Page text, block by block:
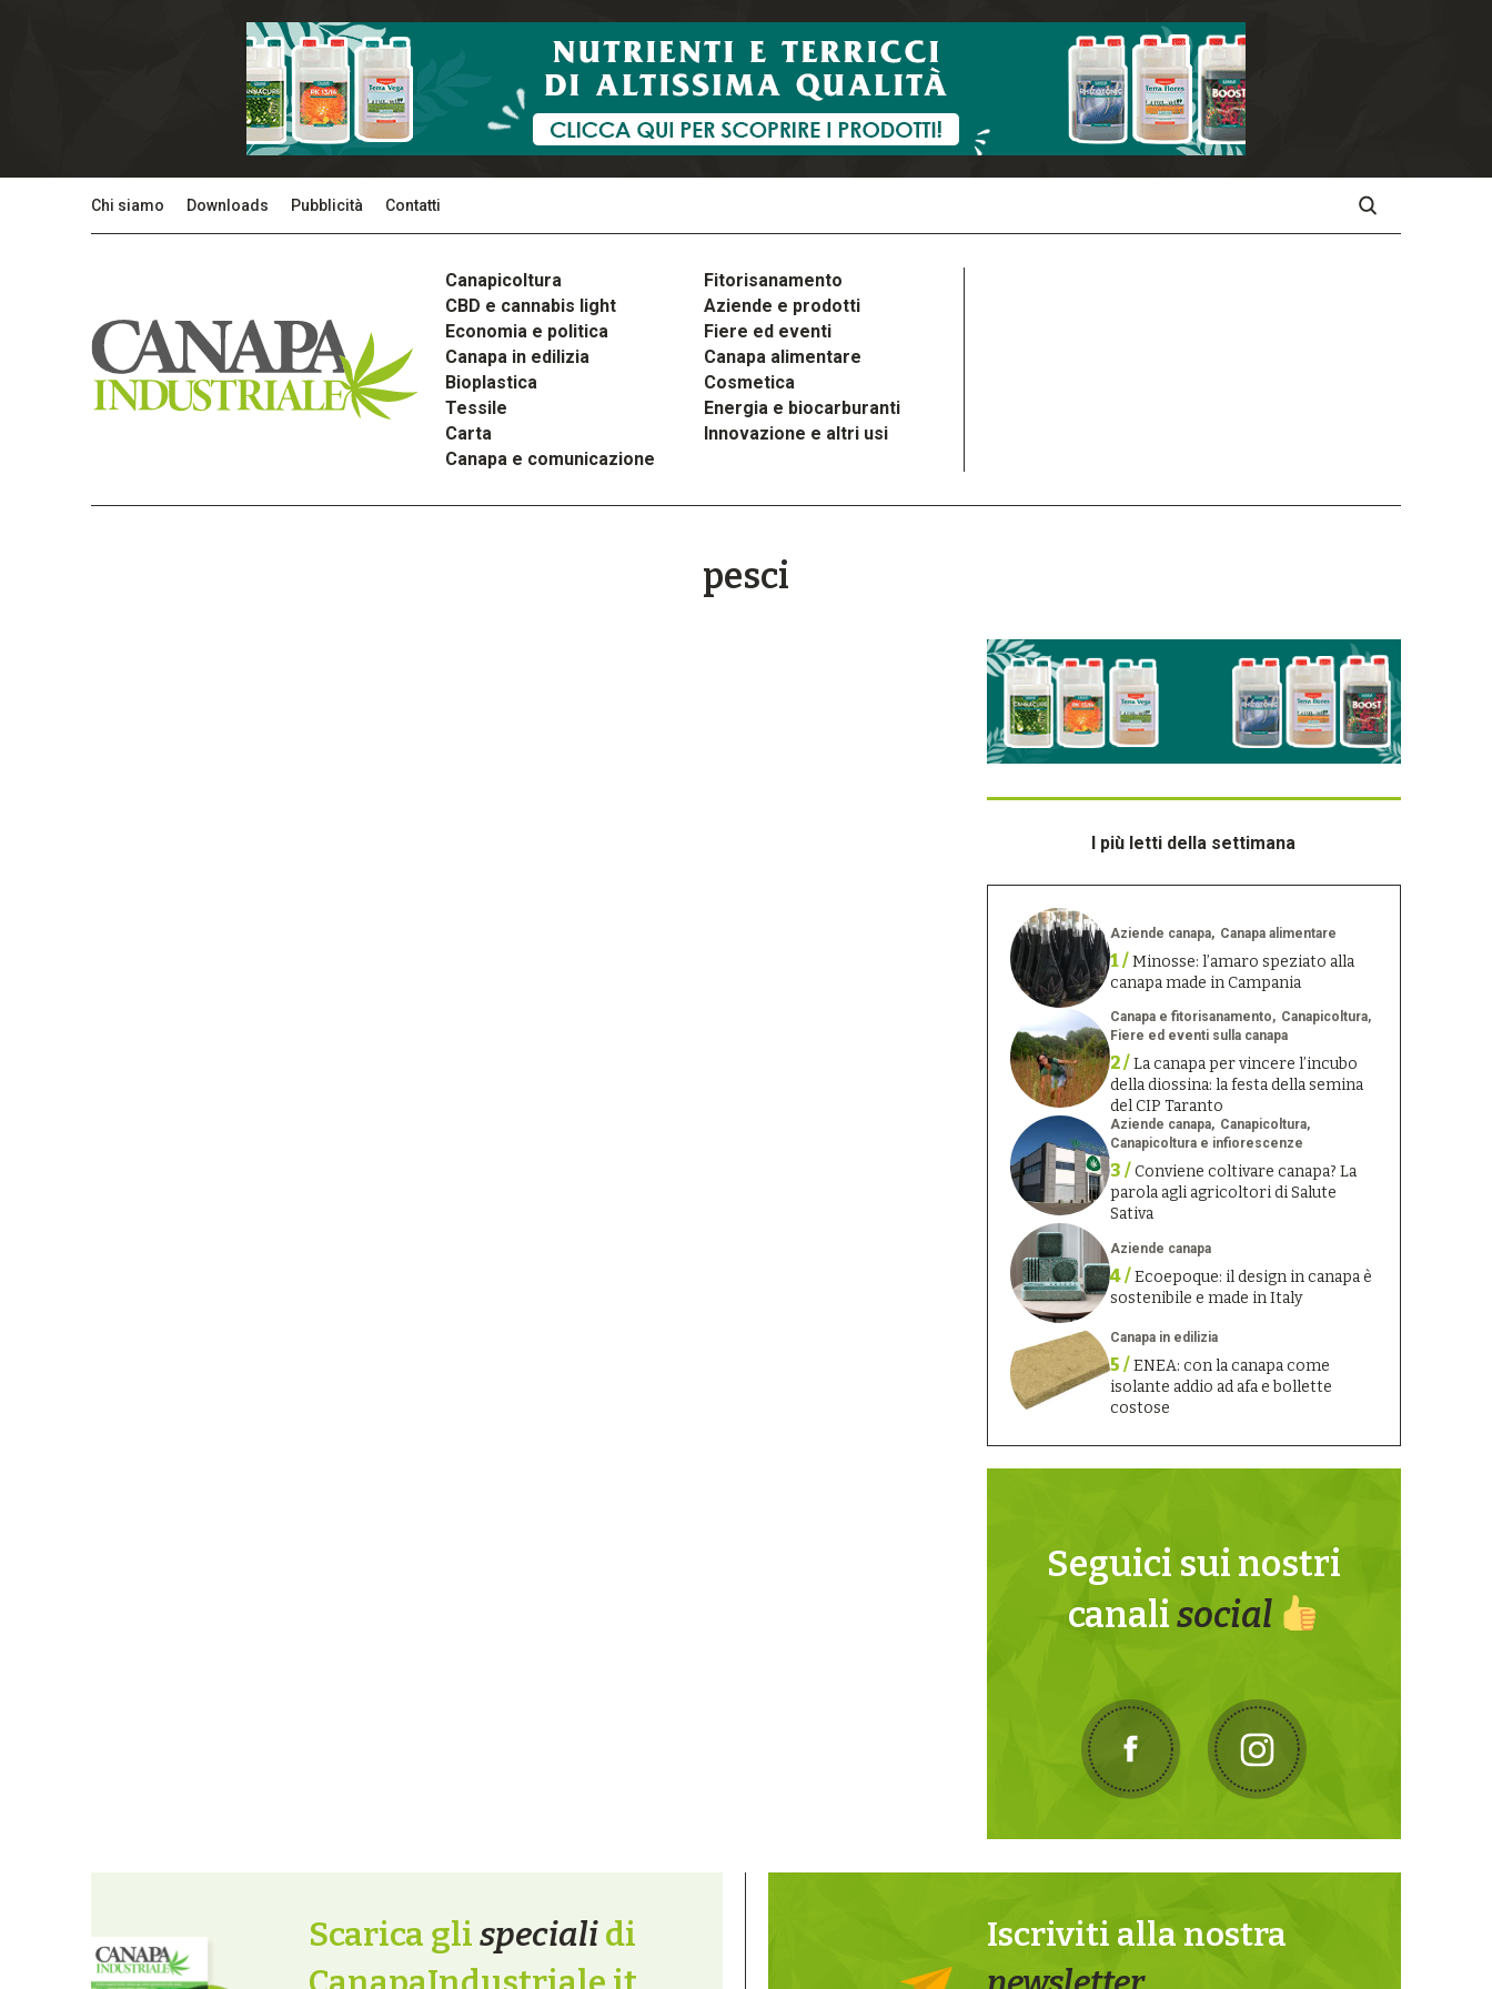
Chi siamo Downloads Pubblicità Contatti
Canapicoltura
Fitorisanamento
CBD e cannabis light
Aziende e prodotti
Economia e politica
Fiere ed eventi
Canapa in edilizia
Canapa alimentare
Bioplastica
Cosmetica
Tessile
Energia e biocarburanti
Carta
Innovazione e altri usi
Canapa e comunicazione
pesci
I più letti della settimana
Aziende canapa Canapa alimentare
1 /Minosse: l’amaro speziato alla
canapa made in Campania
Canapa e fitorisanamento
Canapicoltura
Fiere ed eventi sulla canapa
2 /La canapa per vincere l’incubo
della diossina: la festa della semina
del CIP Taranto
Aziende canapa
Canapicoltura
Canapicoltura e infiorescenze
3 /Conviene coltivare canapa? La
parola agli agricoltori di Salute
Sativa
Aziende canapa
4 /Ecoepoque: il design in canapa è
sostenibile e made in Italy
Canapa in edilizia
5 /ENEA: con la canapa come
isolante addio ad afa e bollette
costose
Seguici sui nostri
canalisocial
Scarica glispecialidi
Iscriviti alla nostra